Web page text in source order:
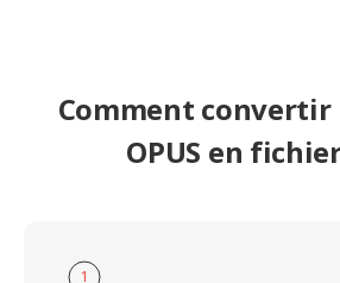
Comment
OPUS en
1